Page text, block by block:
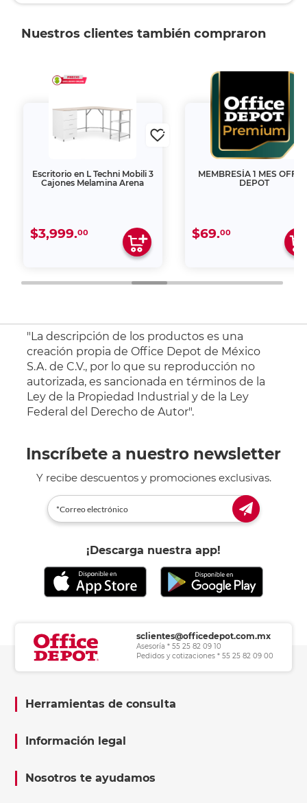
Nuestros clientes también compraron
Escritorio en L Techni Mobili 3
Cajones Melamina Arena
$3,999.00
MEMBRESÍA 1 MES
DEPOT
$69.00
"La descripción de los productos es una
creación propia de Office Depot de México
S.A. de C.V., por lo que su reproducción no
autorizada, es sancionada en términos de la
Ley de la Propiedad Industrial y de la Ley
Federal del Derecho de Autor".
Inscríbete a nuestro newsletter
Y recibe descuentos y promociones exclusivas.
¡Descarga nuestra app!
sclientes@officedepot.com.mx
Asesoría * 55 25 82 09 10
Pedidos y cotizaciones * 55 25 82 09 00
Herramientas de consulta
Información legal
Nosotros te ayudamos